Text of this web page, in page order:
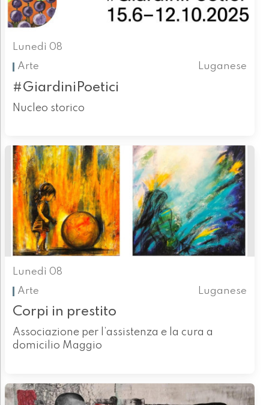
Lunedì 08
Arte
Luganese
#GiardiniPoetici
Nucleo storico
Lunedì 08
Arte
Luganese
Corpi in prestito
Associazione per l’assistenza e la cura a
domicilio Maggio